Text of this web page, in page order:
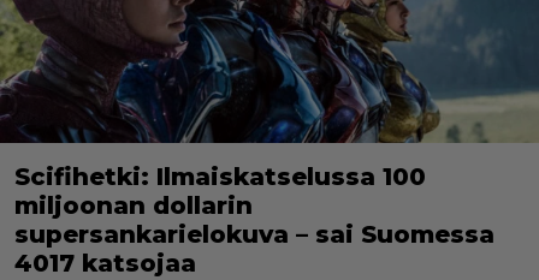
Scifihetki: Ilmaiskatselussa 100
miljoonan dollarin
supersankarielokuva – sai Suomessa
4017 katsojaa